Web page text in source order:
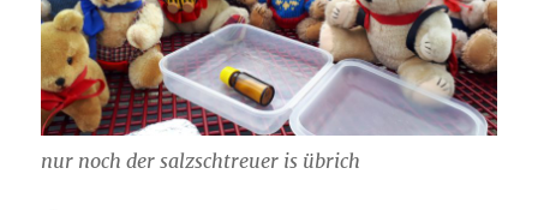
nur noch der salzschtreuer is übrich